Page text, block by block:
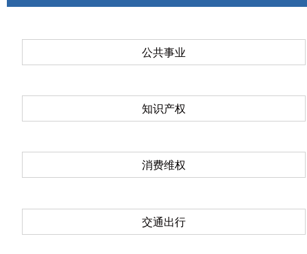
公共事业
知识产权
消费维权
交通出行